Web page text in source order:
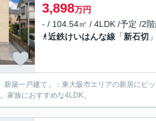
3,898万円
- / 104.54㎡ / 4LDK /予定 /2階
近鉄けいはんな線 「新石切
築一戸建て」：東大阪市エリアの新居にピ
家族におすすめな4LDK。